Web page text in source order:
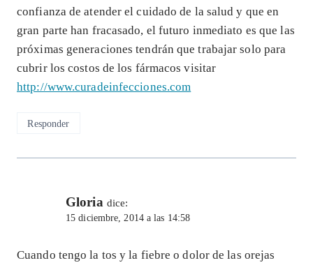
confianza de atender el cuidado de la salud y que en
gran parte han fracasado, el futuro inmediato es que las
próximas generaciones tendrán que trabajar solo para
cubrir los costos de los fármacos visitar
http://www.curadeinfecciones.com
Responder
Gloria dice:
15 diciembre, 2014 a las 14:58
Cuando tengo la tos y la fiebre o dolor de las orejas